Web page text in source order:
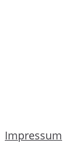
Impressum